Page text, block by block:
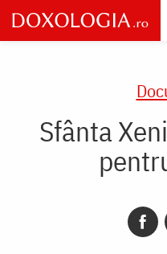
Skip
to
main
Sfânta